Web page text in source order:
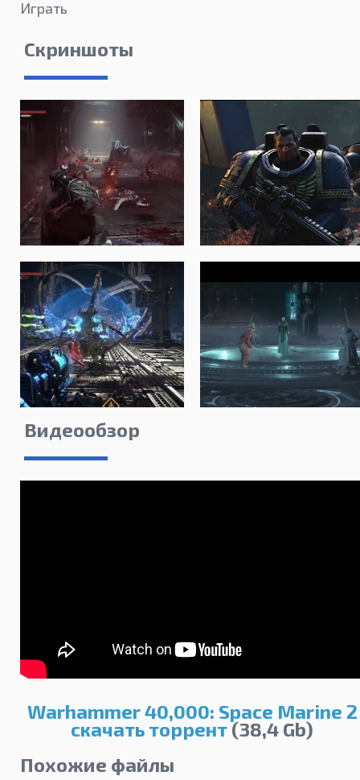
Играть
Скриншоты
Видеообзор
Warhammer 40,000: Space Marine 2
скачать торрент(38,4 Gb)
Похожие файлы